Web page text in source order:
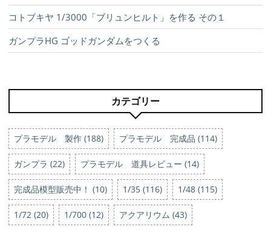
コトブキヤ 1/3000「ブリュンヒルト」を作る その１
ガンプラHG ゴッドガンダムをつくる
カテゴリー
プラモデル 製作 (188) プラモデル 完成品 (114)
ガンプラ (22) プラモデル 道具レビュー (14)
完成品模型販売中！ (10) 1/35 (116) 1/48 (115)
1/72 (20) 1/700 (12) アクアリウム (43)